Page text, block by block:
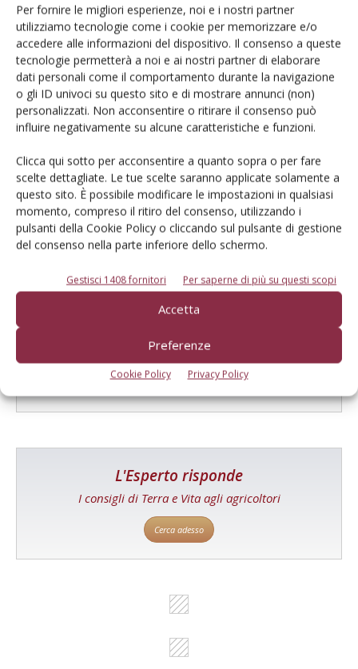
Per fornire le migliori esperienze, noi e i nostri partner
utilizziamo tecnologie come i cookie per memorizzare e/o
accedere alle informazioni del dispositivo. Il consenso a queste
tecnologie permetterà a noi e ai nostri partner di elaborare
dati personali come il comportamento durante la navigazione
o gli ID univoci su questo sito e di mostrare annunci (non)
personalizzati. Non acconsentire o ritirare il consenso può
influire negativamente su alcune caratteristiche e funzioni.
Clicca qui sotto per acconsentire a quanto sopra o per fare
scelte dettagliate. Le tue scelte saranno applicate solamente a
questo sito. È possibile modificare le impostazioni in qualsiasi
momento, compreso il ritiro del consenso, utilizzando i
pulsanti della Cookie Policy o cliccando sul pulsante di gestione
del consenso nella parte inferiore dello schermo.
Gestisci 1408 fornitori Per saperne di più su questi scopi
Accetta
Preferenze
Cookie Policy Privacy Policy
E-magazine
Tecniche, prodotti e servizi dalle aziende
Catalogo Aziende e Prodotti
prodotto!
Cerca adesso
L'Esperto risponde
I consigli di Terra e Vita agli agricoltori
Cerca adesso